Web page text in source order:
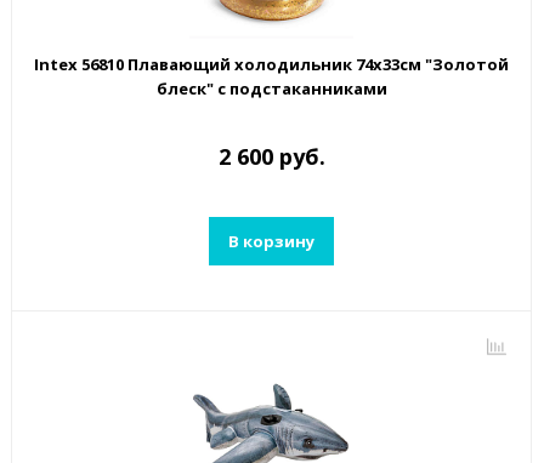
Intex 56810 Плавающий холодильник 74х33см "Золотой
блеск" с подстаканниками
2 600 руб.
В корзину